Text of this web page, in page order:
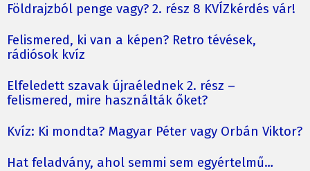
Földrajzból penge vagy? 2. rész 8 KVÍZkérdés vár!
Felismered, ki van a képen? Retro tévések,
rádiósok kvíz
Elfeledett szavak újraélednek 2. rész –
felismered, mire használták őket?
Kvíz: Ki mondta? Magyar Péter vagy Orbán Viktor?
Hat feladvány, ahol semmi sem egyértelmű…